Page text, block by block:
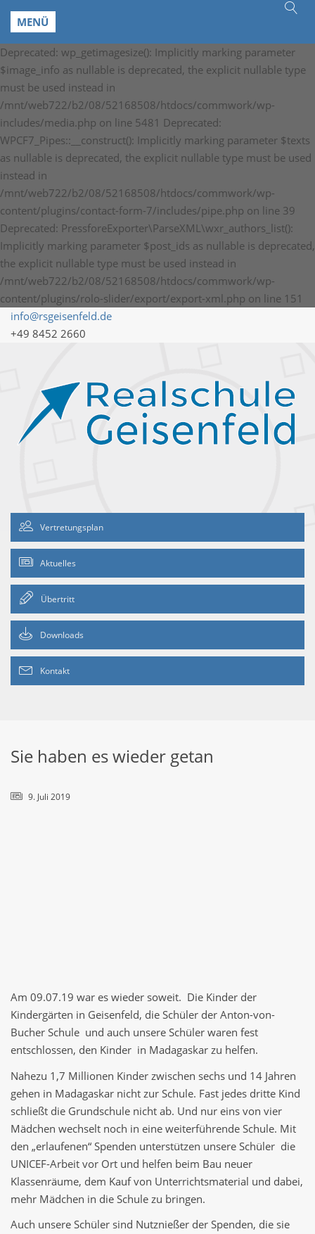
MENÜ
Deprecated: wp_getimagesize(): Implicitly marking parameter
$image_info as nullable is deprecated, the explicit nullable type
must be used instead in
/mnt/web722/b2/08/52168508/htdocs/commwork/wp-
includes/media.php on line 5481 Deprecated:
WPCF7_Pipes::__construct(): Implicitly marking parameter $texts
as nullable is deprecated, the explicit nullable type must be used
instead in
/mnt/web722/b2/08/52168508/htdocs/commwork/wp-
content/plugins/contact-form-7/includes/pipe.php on line 39
Deprecated: PressforeExporter\ParseXML\wxr_authors_list():
Implicitly marking parameter $post_ids as nullable is deprecated,
the explicit nullable type must be used instead in
/mnt/web722/b2/08/52168508/htdocs/commwork/wp-
content/plugins/rolo-slider/export/export-xml.php on line 151
info@rsgeisenfeld.de
+49 8452 2660
Vertretungsplan
Aktuelles
Übertritt
Downloads
Kontakt
Sie haben es wieder getan
9. Juli 2019
Am 09.07.19 war es wieder soweit. Die Kinder der
Kindergärten in Geisenfeld, die Schüler der Anton-von-
Bucher Schule und auch unsere Schüler waren fest
entschlossen, den Kinder in Madagaskar zu helfen.
Nahezu 1,7 Millionen Kinder zwischen sechs und 14 Jahren
gehen in Madagaskar nicht zur Schule. Fast jedes dritte Kind
schließt die Grundschule nicht ab. Und nur eins von vier
Mädchen wechselt noch in eine weiterführende Schule. Mit
den „erlaufenen“ Spenden unterstützen unsere Schüler die
UNICEF-Arbeit vor Ort und helfen beim Bau neuer
Klassenräume, dem Kauf von Unterrichtsmaterial und dabei,
mehr Mädchen in die Schule zu bringen.
Auch unsere Schüler sind Nutznießer der Spenden, die sie